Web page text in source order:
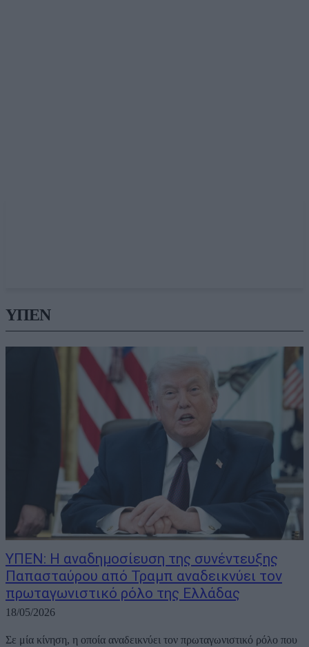
ΥΠΕΝ
ΥΠΕΝ: Η αναδημοσίευση της συνέντευξης
Παπασταύρου από Τραμπ αναδεικνύει τον
πρωταγωνιστικό ρόλο της Ελλάδας
18/05/2026
Σε μία κίνηση, η οποία αναδεικνύει τον πρωταγωνιστικό ρόλο που